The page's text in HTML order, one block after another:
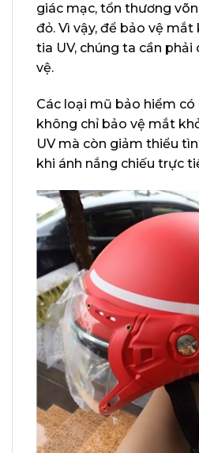
giác mạc, tổn thương
đỏ. Vì vậy, để bảo vệ
tia UV, chúng ta cần
vệ.
Các loại mũ bảo hiểm
không chỉ bảo vệ mắt
UV mà còn giảm thiểu
khi ánh nắng chiếu trực